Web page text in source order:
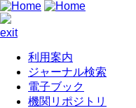
exit
利用案内
ジャーナル検索
電子ブック
機関リポジトリ